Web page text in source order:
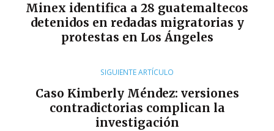
Minex identifica a 28 guatemaltecos
detenidos en redadas migratorias y
protestas en Los Ángeles
SIGUIENTE ARTÍCULO
Caso Kimberly Méndez: versiones
contradictorias complican la
investigación